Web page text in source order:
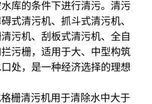
库的条件下进行清污。清污
式清污机、抓斗式清污机、
污机、刮板式清污机、全自
污栅，适用于大、中型构筑
处，是一种经济选择的理想
格栅清污机用于清除水中大于